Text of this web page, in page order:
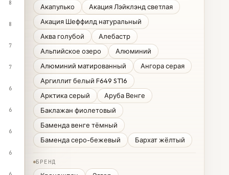
8
8
7
7
6
6
6
6
Акапулько
Акация Лэйклэнд светлая
Акация Шеффилд натуральный
Аква голубой
Алебастр
Альпийское озеро
Алюминий
Алюминий матированный
Ангора серая
Аргиллит белый F649 ST16
Арктика серый
Аруба Венге
Баклажан фиолетовый
Баменда венге тёмный
Баменда серо-бежевый
Бархат жёлтый
БРЕНД